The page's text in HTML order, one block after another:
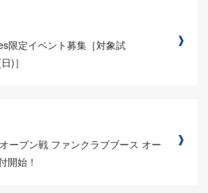
限定イベント募集［対象試
)］
ープン戦 ファンクラブブース オー
開始！